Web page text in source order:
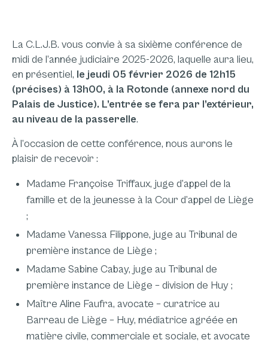
La C.L.J.B. vous convie à sa sixième conférence de
midi de l’année judiciaire 2025-2026, laquelle aura lieu,
en présentiel, le jeudi 05 février 2026 de 12h15
(précises) à 13h00, à la Rotonde (annexe nord du
Palais de Justice). L’entrée se fera par l’extérieur,
au niveau de la passerelle.
À l’occasion de cette conférence, nous aurons le
plaisir de recevoir :
Madame Françoise Triffaux, juge d’appel de la
famille et de la jeunesse à la Cour d’appel de Liège
;
Madame Vanessa Filippone, juge au Tribunal de
première instance de Liège ;
Madame Sabine Cabay, juge au Tribunal de
première instance de Liège – division de Huy ;
Maître Aline Faufra, avocate – curatrice au
Barreau de Liège – Huy, médiatrice agréée en
matière civile, commerciale et sociale, et avocate